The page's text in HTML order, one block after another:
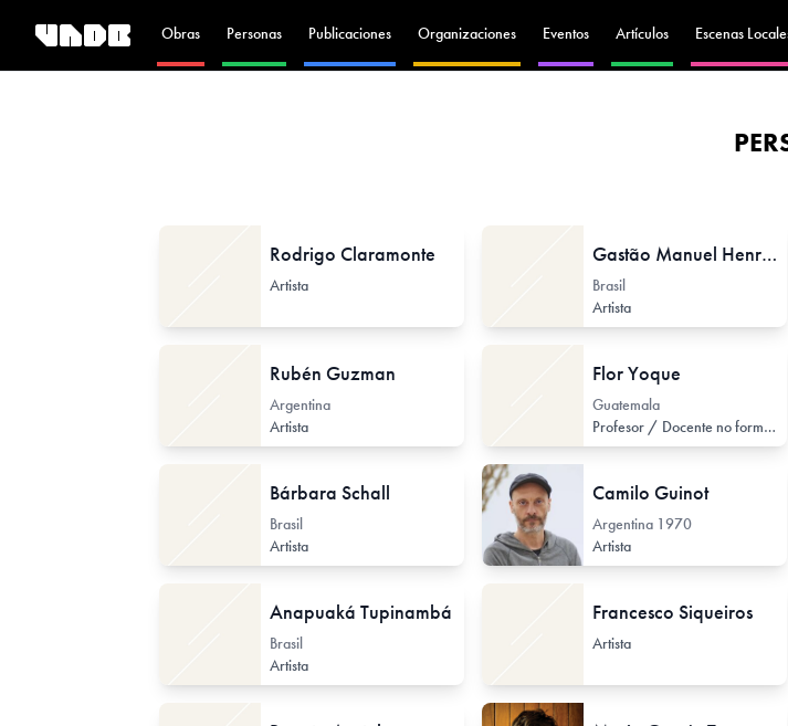
Obras Personas Publicaciones Organizaciones Eventos Artículos Escenas
Rodrigo Claramonte
Artista
Gastão Manuel Henrique
Brasil
Artista
Rubén Guzman
Argentina
Artista
Flor Yoque
Guatemala
Profesor / Docente no formal
Bárbara Schall
Brasil
Artista
Camilo Guinot
Argentina 1970
Artista
Anapuaká Tupinambá
Brasil
Artista
Francesco Siqueiros
Artista